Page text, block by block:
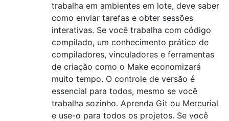
trabalha em ambientes em lote, deve saber
como enviar tarefas e obter sessões
interativas. Se você trabalha com código
compilado, um conhecimento prático de
compiladores, vinculadores e ferramentas
de criação como o Make economizará
muito tempo. O controle de versão é
essencial para todos, mesmo se você
trabalha sozinho. Aprenda Git ou Mercurial
e use-o para todos os projetos. Se você